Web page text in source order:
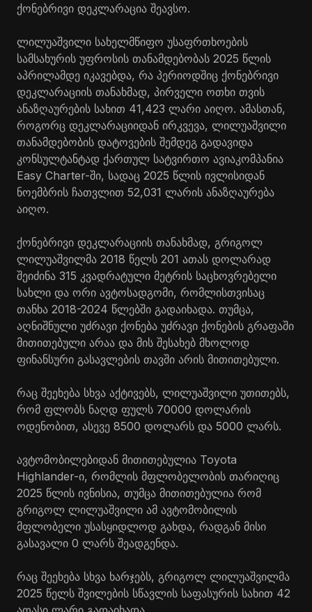
ქონებრივი დეკლარაცია შეავსო.
ლილუაშვილი სახელმწიფო უსაფრთხოების
სამსახურის უფროსის თანამდებობას 2025 წლის
აპრილამდე იკავებდა, რა პერიოდშიც ქონებრივი
დეკლარაციის თანახმად, პირველი ოთხი თვის
ანაზღაურების სახით 41,423 ლარი აიღო. ამასთან,
როგორც დეკლარაციიდან ირკვევა, ლილუაშვილი
თანამდებობის დატოვების შემდეგ გადავიდა
კონსულტანტად ქართულ სატვირთო ავიაკომპანია
Easy Charter-ში, სადაც 2025 წლის ივლისიდან
ნოემბრის ჩათვლით 52,031 ლარის ანაზღაურება
აიღო.
ქონებრივი დეკლარაციის თანახმად, გრიგოლ
ლილუაშვილმა 2018 წელს 201 ათას დოლარად
შეიძინა 315 კვადრატული მეტრის საცხოვრებელი
სახლი და ორი ავტოსადგომი, რომლისთვისაც
თანხა 2018-2024 წლებში გადაიხადა. თუმცა,
აღნიშნული უძრავი ქონება უძრავი ქონების გრაფაში
მითითებული არაა და მის შესახებ მხოლოდ
ფინანსური გასავლების თავში არის მითითებული.
რაც შეეხება სხვა აქტივებს, ლილუაშვილი უთითებს,
რომ ფლობს ნაღდ ფულს 70000 დოლარის
ოდენობით, ასევე 8500 დოლარს და 5000 ლარს.
ავტომობილებიდან მითითებულია Toyota
Highlander-ი, რომლის მფლობელობის თარიღიც
2025 წლის ივნისია, თუმცა მითითებულია რომ
გრიგოლ ლილუაშვილი ამ ავტომობილის
მფლობელი უსასყიდლოდ გახდა, რადგან მისი
გასავალი 0 ლარს შეადგენდა.
რაც შეეხება სხვა ხარჯებს, გრიგოლ ლილუაშვილმა
2025 წელს შვილების სწავლის საფასურის სახით 42